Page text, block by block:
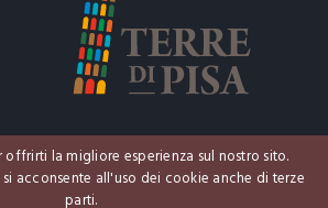
la migliore esperienza sul nostro sito.
acconsente all'uso dei cookie anche di terze
parti.